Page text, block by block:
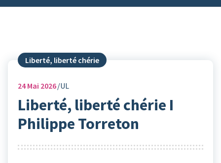
Liberté, liberté chérie
24Mai 2026 UL
Liberté, liberté chérie I
Philippe Torreton